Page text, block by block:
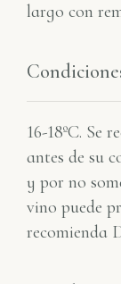
largo con
16-18ºC. Se
antes de su
y por no
vino puede
recomienda